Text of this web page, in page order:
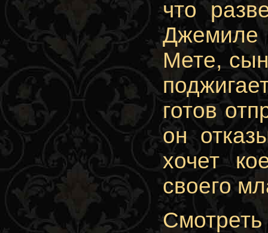
что
Джемиле
Мете,
готов
он
хочет
своего